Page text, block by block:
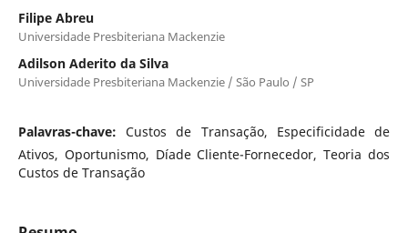
Filipe Abreu
Universidade Presbiteriana Mackenzie
Adilson Aderito da Silva
Universidade Presbiteriana Mackenzie / São Paulo / SP
Palavras-chave:Custos de Transação, Especificidade de
Ativos, Oportunismo, Díade Cliente-Fornecedor, Teoria dos
Custos de Transação